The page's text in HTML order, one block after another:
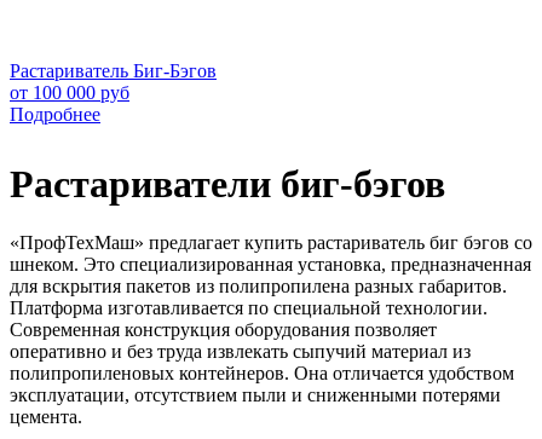
Растариватель Биг-Бэгов
от 100 000 руб
Подробнее
Растариватели биг-бэгов
«ПрофТехМаш» предлагает купить растариватель биг бэгов со
шнеком. Это специализированная установка, предназначенная
для вскрытия пакетов из полипропилена разных габаритов.
Платформа изготавливается по специальной технологии.
Современная конструкция оборудования позволяет
оперативно и без труда извлекать сыпучий материал из
полипропиленовых контейнеров. Она отличается удобством
эксплуатации, отсутствием пыли и сниженными потерями
цемента.